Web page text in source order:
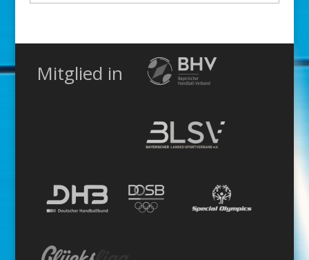
Kategorie
Mitglied in